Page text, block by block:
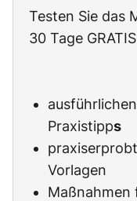
Testen Sie das
30 Tage
Praxistipps
Vorlagen